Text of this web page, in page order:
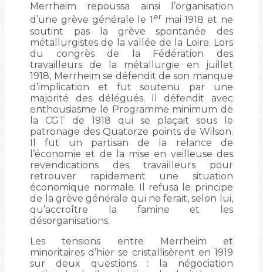
Merrheim repoussa ainsi l’organisation
d’une grève générale le 1 er mai 1918 et ne
soutint pas la grève spontanée des
métallurgistes de la vallée de la Loire. Lors
du congrès de la Fédération des
travailleurs de la métallurgie en juillet
1918, Merrheim se défendit de son manque
d’implication et fut soutenu par une
majorité des délégués. Il défendit avec
enthousiasme le Programme minimum de
la CGT de 1918 qui se plaçait sous le
patronage des Quatorze points de Wilson.
Il fut un partisan de la relance de
l’économie et de la mise en veilleuse des
revendications des travailleurs pour
retrouver rapidement une situation
économique normale. Il refusa le principe
de la grève générale qui ne ferait, selon lui,
qu’accroître la famine et les
désorganisations.
Les tensions entre Merrheim et
minoritaires d’hier se cristallisèrent en 1919
sur deux questions : la négociation